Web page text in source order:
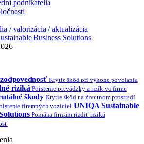
podnikatelia
/ valorizácia / aktualizácia
Business Solutions
Krytie škôd pri výkone povolania
riziká Poistenie prevádzky a rizík vo firme
škody Krytie škôd na životnom prostredí
firemných vozidiel UNIQA Sustainable
Pomáha firmám riadiť riziká